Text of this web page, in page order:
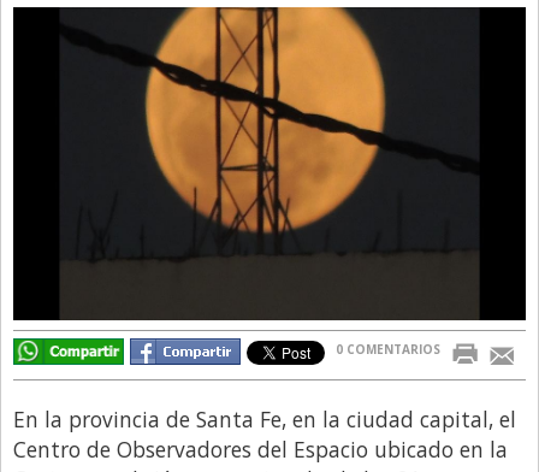
Economía
El Precio Que Yo Ví
Gastronomia
Internacionales
La Opinión del Director
Legales
0 COMENTARIOS
En la provincia de Santa Fe, en la ciudad capital, el
Centro de Observadores del Espacio ubicado en la